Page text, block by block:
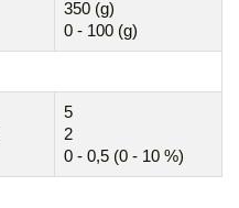
350 (g)
0 - 100 (g)
5
2
0 - 0,5 (0 - 10 %)